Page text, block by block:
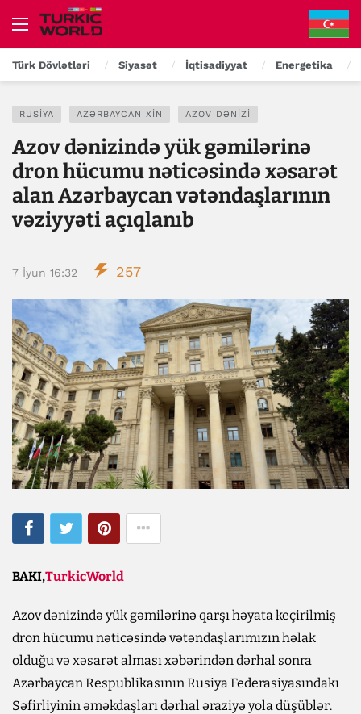
Türk Dövlətləri Siyasət İqtisadiyyat Energetika
RUSIYA AZƏRBAYCAN XİN AZOV DƏNIZI
Azov dənizində yük gəmilərinə
dron hücumu nəticəsində xəsarət
alan Azərbaycan vətəndaşlarının
vəziyyəti açıqlanıb
7 İyun 16:32 257
BAKI,TurkicWorld
Azov dənizində yük gəmilərinə qarşı həyata keçirilmiş
dron hücumu nəticəsində vətəndaşlarımızın həlak
olduğu və xəsarət alması xəbərindən dərhal sonra
Azərbaycan Respublikasının Rusiya Federasiyasındakı
Səfirliyinin əməkdaşları dərhal əraziyə yola düşüblər.